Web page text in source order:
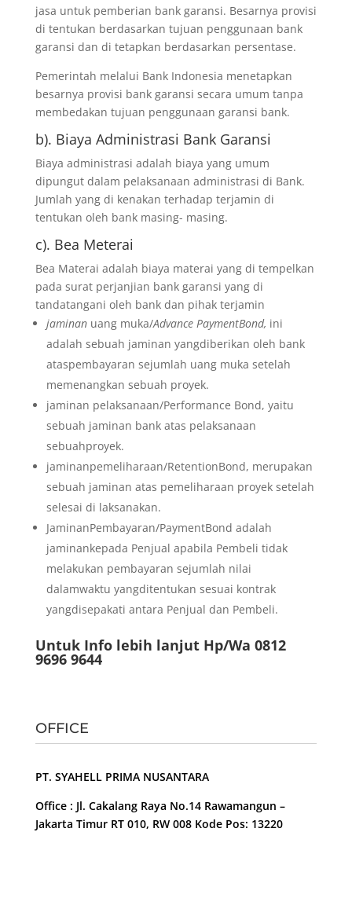
jasa untuk pemberian bank garansi. Besarnya provisi
di tentukan berdasarkan tujuan penggunaan bank
garansi dan di tetapkan berdasarkan persentase.
Pemerintah melalui Bank Indonesia menetapkan
besarnya provisi bank garansi secara umum tanpa
membedakan tujuan penggunaan garansi bank.
b). Biaya Administrasi Bank Garansi
Biaya administrasi adalah biaya yang umum
dipungut dalam pelaksanaan administrasi di Bank.
Jumlah yang di kenakan terhadap terjamin di
tentukan oleh bank masing- masing.
c). Bea Meterai
Bea Materai adalah biaya materai yang di tempelkan
pada surat perjanjian bank garansi yang di
tandatangani oleh bank dan pihak terjamin
jaminan uang muka/Advance PaymentBond, ini
adalah sebuah jaminan yangdiberikan oleh bank
ataspembayaran sejumlah uang muka setelah
memenangkan sebuah proyek.
jaminan pelaksanaan/Performance Bond, yaitu
sebuah jaminan bank atas pelaksanaan
sebuahproyek.
jaminanpemeliharaan/RetentionBond, merupakan
sebuah jaminan atas pemeliharaan proyek setelah
selesai di laksanakan.
JaminanPembayaran/PaymentBond adalah
jaminankepada Penjual apabila Pembeli tidak
melakukan pembayaran sejumlah nilai
dalamwaktu yangditentukan sesuai kontrak
yangdisepakati antara Penjual dan Pembeli.
Untuk Info lebih lanjut Hp/Wa 0812
9696 9644
OFFICE
PT. SYAHELL PRIMA NUSANTARA
Office : Jl. Cakalang Raya No.14 Rawamangun –
Jakarta Timur RT 010, RW 008 Kode Pos: 13220